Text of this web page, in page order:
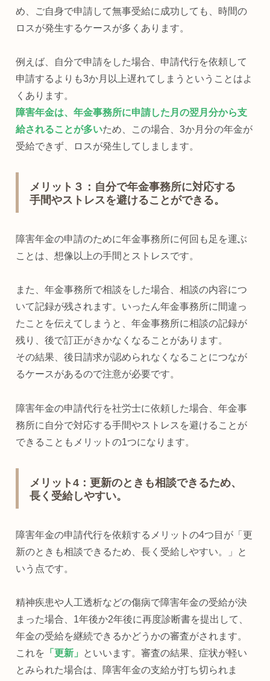
め、ご自身で申請して無事受給に成功しても、時間の
ロスが発生するケースが多くあります。
例えば、自分で申請をした場合、申請代行を依頼して
申請するよりも3か月以上遅れてしまうということはよ
くあります。
障害年金は、年金事務所に申請した月の翌月分から支
給されることが多いため、この場合、3か月分の年金が
受給できず、ロスが発生してしまします。
メリット３：自分で年金事務所に対応する
手間やストレスを避けることができる。
障害年金の申請のために年金事務所に何回も足を運ぶ
ことは、想像以上の手間とストレスです。
また、年金事務所で相談をした場合、相談の内容につ
いて記録が残されます。いったん年金事務所に間違っ
たことを伝えてしまうと、年金事務所に相談の記録が
残り、後で訂正がきかなくなることがあります。
その結果、後日請求が認められなくなることにつなが
るケースがあるので注意が必要です。
障害年金の申請代行を社労士に依頼した場合、年金事
務所に自分で対応する手間やストレスを避けることが
できることもメリットの1つになります。
メリット4：更新のときも相談できるため、
長く受給しやすい。
障害年金の申請代行を依頼するメリットの4つ目が「更
新のときも相談できるため、長く受給しやすい。」と
いう点です。
精神疾患や人工透析などの傷病で障害年金の受給が決
まった場合、1年後か2年後に再度診断書を提出して、
年金の受給を継続できるかどうかの審査がされます。
これを 「更新」
といいます。審査の結果、症状が軽い
とみられた場合は、障害年金の支給が打ち切られま